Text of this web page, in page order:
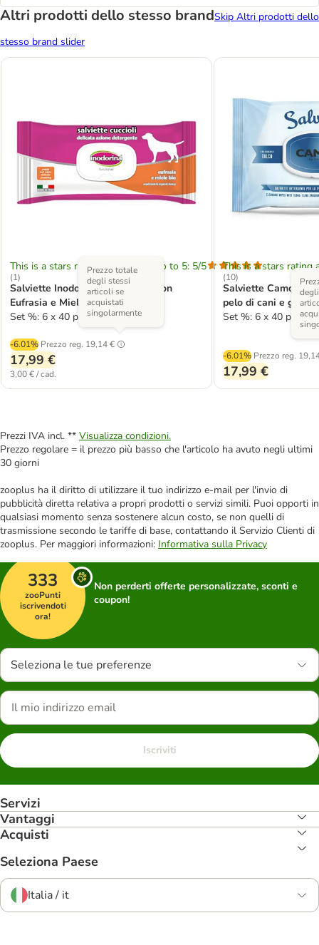
Altri prodotti dello stesso brandSkip Altri prodotti dello
stesso brand slider
This is a stars rating area from zero to 5: 5/5
(1)
Salviette Inodorina per cuccioli con
Eufrasia e Miele bio
Set %: 6 x 40 pz
-6.01% Prezzo reg. 19,14 €
Prezzo totale
degli stessi
articoli se
acquistati
singolarmente
17,99 €
3,00 € / cad.
This is a stars rating
(10)
Salviette Camon
pelo di cani e gatti
Set %: 6 x 40 pz
-6.01% Prezzo reg.
17,99 €
Prezzi IVA incl. ** Visualizza condizioni.
Prezzo regolare = il prezzo più basso che l'articolo ha avuto negli ultimi
30 giorni
zooplus ha il diritto di utilizzare il tuo indirizzo e-mail per l'invio di
pubblicità diretta relativa a propri prodotti o servizi simili. Puoi opporti in
qualsiasi momento senza sostenere alcun costo, se non quelli di
trasmissione secondo le tariffe di base, contattando il Servizio Clienti di
zooplus. Per maggiori informazioni: Informativa sulla Privacy
333
zooPunti
iscrivendoti
ora!
Non perderti offerte personalizzate, sconti e
coupon!
Seleziona le tue preferenze
Iscriviti
Servizi
Vantaggi
Acquisti
Seleziona Paese
Italia / it